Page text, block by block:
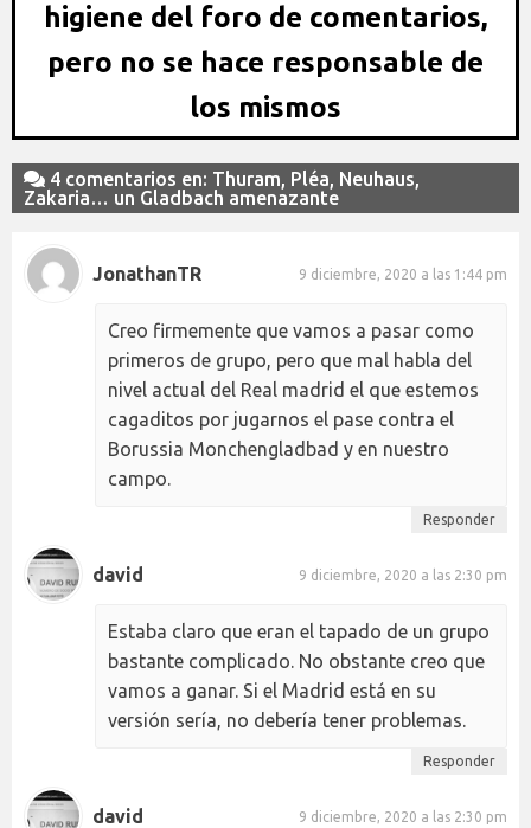
higiene del foro de comentarios,
pero no se hace responsable de
los mismos
4 comentarios en: Thuram, Pléa, Neuhaus,
Zakaria… un Gladbach amenazante
JonathanTR 9 diciembre, 2020 a las 1:44 pm
Creo firmemente que vamos a pasar como
primeros de grupo, pero que mal habla del
nivel actual del Real madrid el que estemos
cagaditos por jugarnos el pase contra el
Borussia Monchengladbad y en nuestro
campo.
Responder
david 9 diciembre, 2020 a las 2:30 pm
Estaba claro que eran el tapado de un grupo
bastante complicado. No obstante creo que
vamos a ganar. Si el Madrid está en su
versión sería, no debería tener problemas.
Responder
david 9 diciembre, 2020 a las 2:30 pm